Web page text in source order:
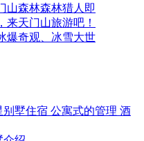
山森林森林猎人即
来天门山旅游吧！
爆奇观、冰雪大世